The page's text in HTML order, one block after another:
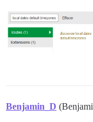
Benjamin_D